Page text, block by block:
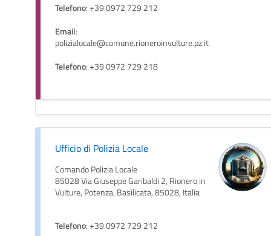
Telefono: +39 0972 729 212
Email:
polizialocale@comune.rioneroinvulture.pz.it
Telefono: +39 0972 729 218
Ufficio di Polizia Locale
Comando Polizia Locale
85028 Via Giuseppe Garibaldi 2, Rionero in
Vulture, Potenza, Basilicata, 85028, Italia
Telefono: +39 0972 729 212